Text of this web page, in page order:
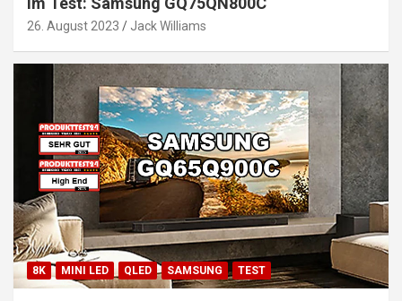
26. August 2023 Jack Williams
8K MINI LED QLED SAMSUNG TEST